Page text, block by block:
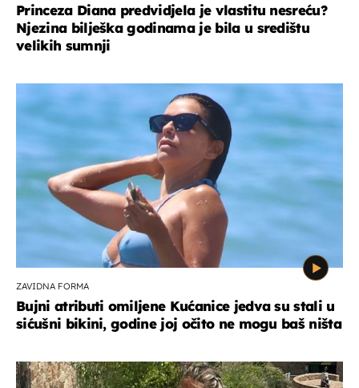
Princeza Diana predvidjela je vlastitu nesreću?
Njezina bilješka godinama je bila u središtu
velikih sumnji
ZAVIDNA FORMA
Bujni atributi omiljene Kućanice jedva su stali u
sićušni bikini, godine joj očito ne mogu baš ništa